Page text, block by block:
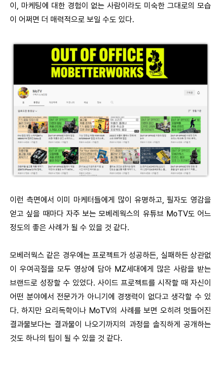
이, 마케팅에 대한 경험이 없는 사람이라도 미숙한 그대로의 모습
이 어쩌면 더 매력적으로 보일 수도 있다.
이런 측면에서 이미 마케터들에게 많이 유명하고, 필자도 영감을
얻고 싶을 때마다 자주 보는 모베레웍스의 유튜브 MoTV도 어느
정도의 좋은 사례가 될 수 있을 것 같다.
모베러웍스 같은 경우에는 프로젝트가 성공하든, 실패하든 상관없
이 우여곡절을 모두 영상에 담아 MZ세대에게 많은 사람을 받는
브랜드로 성장할 수 있었다. 사이드 프로젝트를 시작할 때 자신이
어떤 분야에서 전문가가 아니기에 경쟁력이 없다고 생각할 수 있
다. 하지만 요리독학이나 MoTV의 사례를 보면 오히려 멋들어진
결과물보다는 결과물이 나오기까지의 과정을 솔직하게 공개하는
것도 하나의 팁이 될 수 있을 것 같다.